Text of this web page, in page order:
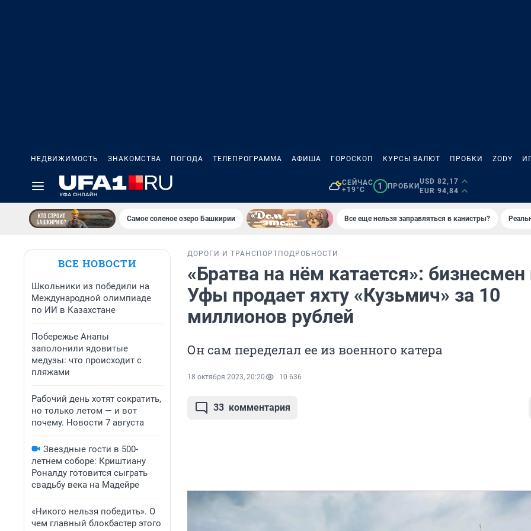
НЕДВИЖИМОСТЬ ЗНАКОМСТВА ПОГОДА ТЕЛЕПРОГРАММА АФИША ГОРОСКОП КУРСЫ ВАЛЮТ ПРОБКИ ZODY
СЕЙЧАС
+19°C
1 ПРОБКИ
USD 82,17
EUR 94,84
Самое соленое озеро Башкирии Все еще нельзя заправляться в канистры?
ВСЕ НОВОСТИ
Школьники из победили на
Международной олимпиаде
по ИИ в Казахстане
Побережье Анапы
заполонили ядовитые
медузы: что происходит с
пляжами
Рабочий день хотят сократить,
но только летом — и вот
почему. Новости 7 августа
Звездные гости в 500-
летнем соборе: Криштиану
Роналду готовится сыграть
свадьбу века на Мадейре
«Никого нельзя победить». О
чем главный блокбастер этого
ДОРОГИ И ТРАНСПОРТ ПОДРОБНОСТИ
«Братва на нём катается»: бизнесмен
Уфы продает яхту «Кузьмич» за 10
миллионов рублей
Он сам переделал ее из военного катера
18 октября 2023, 20:20 10 636
33 комментария